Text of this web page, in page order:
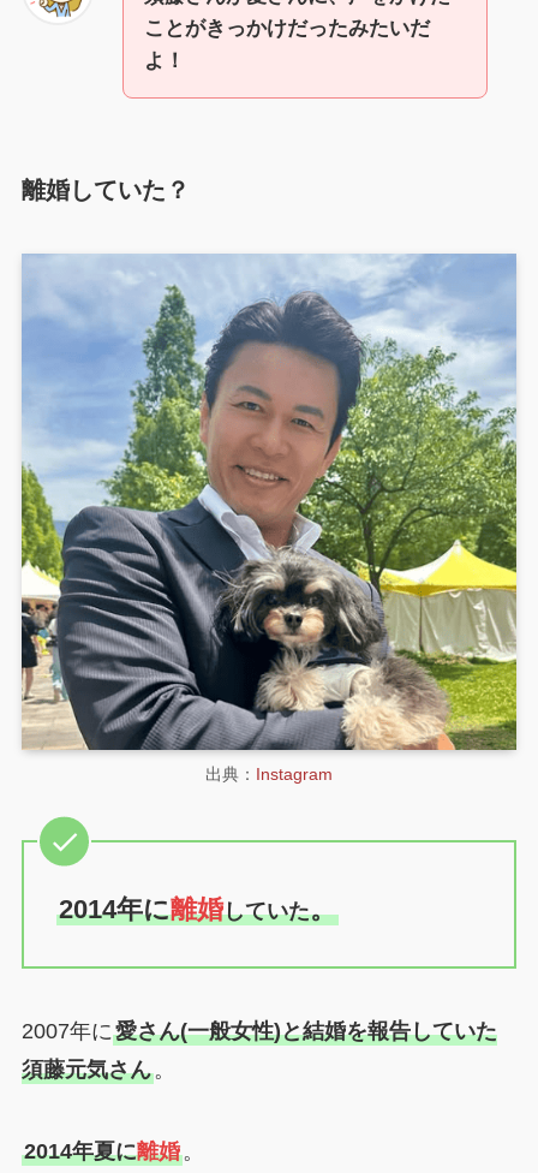
ことがきっかけだったみたいだ
よ！
離婚していた？
出典： Instagram
2014年に離婚していた。
2007年に愛さん(一般女性)と結婚を報告していた
須藤元気さん。
2014年夏に離婚。